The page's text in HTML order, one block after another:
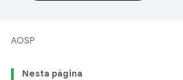
AOSP
Nesta página